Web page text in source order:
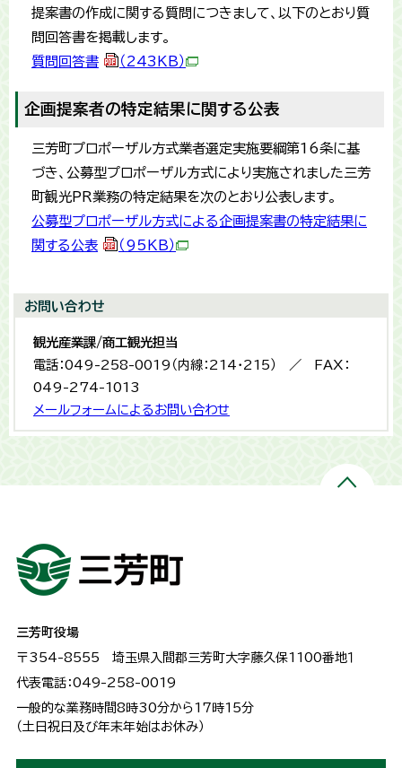
提案書の作成に関する質問につきまして、以下のとおり質
問回答書を掲載します。
質問回答書
（243KB）
企画提案者の特定結果に関する公表
三芳町プロポーザル方式業者選定実施要綱第16条に基
づき、公募型プロポーザル方式により実施されました三芳
町観光PR業務の特定結果を次のとおり公表します。
公募型プロポーザル方式による企画提案書の特定結果に
関する公表
（95KB）
お問い合わせ
観光産業課/商工観光担当
電話：049-258-0019（内線：214・215） ／ FAX：
049-274-1013
メールフォームによるお問い合わせ
三芳町役場
〒354-8555 埼玉県入間郡三芳町大字藤久保1100番地１
代表電話：049-258-0019
一般的な業務時間8時30分から17時15分
（土日祝日及び年末年始はお休み）